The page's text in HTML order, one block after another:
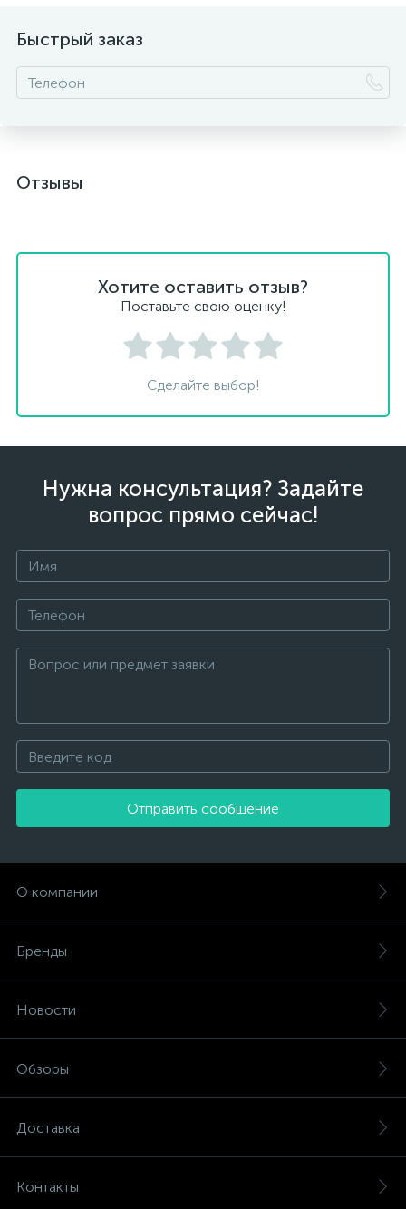
Быстрый заказ
Отзывы
Хотите оставить отзыв?
Поставьте свою оценку!
Сделайте выбор!
Нужна консультация? Задайте
вопрос прямо сейчас!
Отправить сообщение
О компании
Бренды
Новости
Обзоры
Доставка
Контакты